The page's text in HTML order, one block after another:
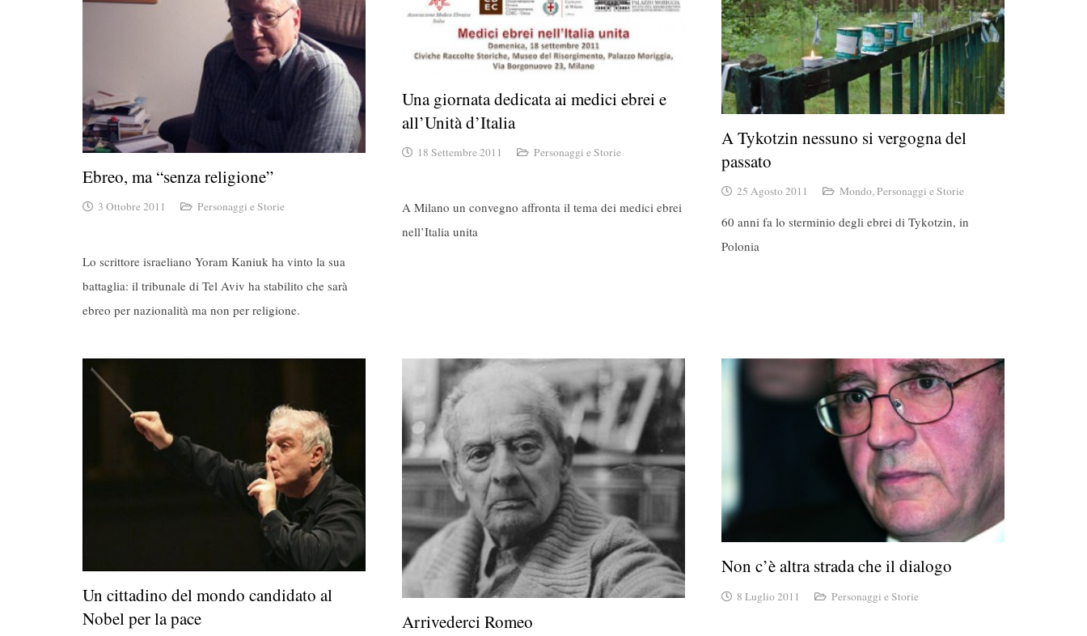
Ebreo, ma “senza religione”
3 Ottobre 2011 Personaggi e Storie
Lo scrittore israeliano Yoram Kaniuk ha vinto la sua
battaglia: il tribunale di Tel Aviv ha stabilito che sarà
ebreo per nazionalità ma non per religione.
Una giornata dedicata ai medici ebrei e
all’Unità d’Italia
18 Settembre 2011 Personaggi e Storie
A Milano un convegno affronta il tema dei medici ebrei
nell’Italia unita
A Tykotzin nessuno si vergogna del
passato
25 Agosto 2011 Mondo,Personaggi e Storie
60 anni fa lo sterminio degli ebrei di Tykotzin, in
Polonia
Un cittadino del mondo candidato al
Nobel per la pace
Arrivederci Romeo
Non c’è altra strada che il dialogo
8 Luglio 2011 Personaggi e Storie